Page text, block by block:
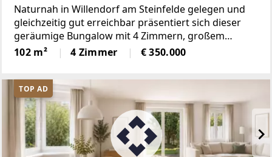
Naturnah in Willendorf am Steinfelde gelegen und
gleichzeitig gut erreichbar präsentiert sich dieser
geräumige Bungalow mit 4 Zimmern, großem
Garten, großzügigem Keller und
Garage.Interessiert? Fordern Sie schriftlich und
unverbindlich das
102 m² 4 Zimmer € 350.000
TOP AD